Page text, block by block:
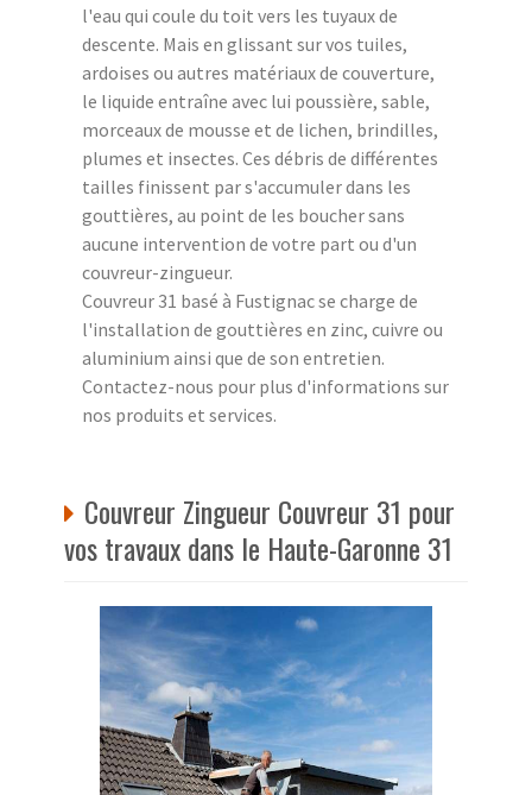
l'eau qui coule du toit vers les tuyaux de
descente. Mais en glissant sur vos tuiles,
ardoises ou autres matériaux de couverture,
le liquide entraîne avec lui poussière, sable,
morceaux de mousse et de lichen, brindilles,
plumes et insectes. Ces débris de différentes
tailles finissent par s'accumuler dans les
gouttières, au point de les boucher sans
aucune intervention de votre part ou d'un
couvreur-zingueur.
Couvreur 31 basé à Fustignac se charge de
l'installation de gouttières en zinc, cuivre ou
aluminium ainsi que de son entretien.
Contactez-nous pour plus d'informations sur
nos produits et services.
Couvreur Zingueur Couvreur 31 pour
vos travaux dans le Haute-Garonne 31